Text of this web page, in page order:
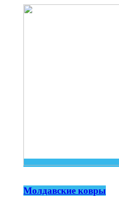
Молдавские ковры